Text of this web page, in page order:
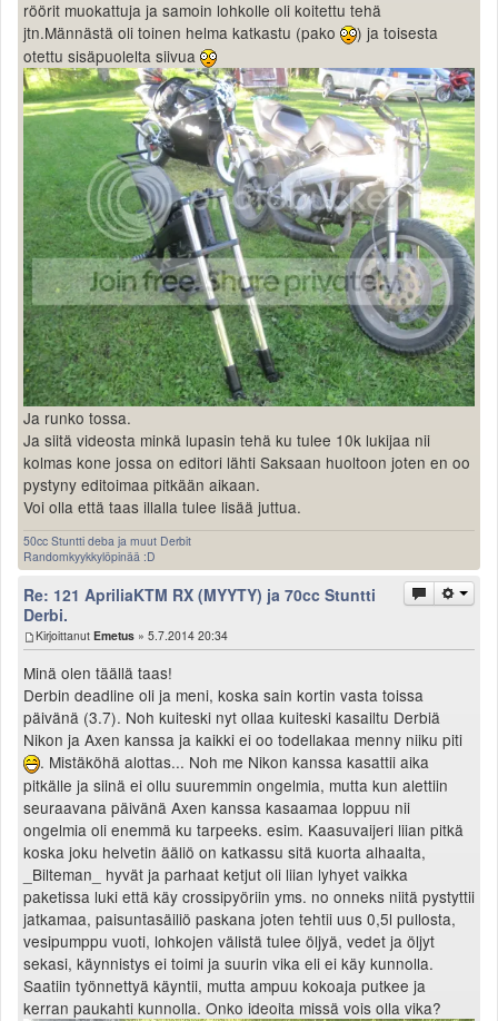
röörit muokattuja ja samoin lohkolle oli koitettu tehä
jtn.Männästä oli toinen helma katkastu (pako
) ja toisesta
otettu sisäpuolelta siivua
Ja runko tossa.
Ja siitä videosta minkä lupasin tehä ku tulee 10k lukijaa nii
kolmas kone jossa on editori lähti Saksaan huoltoon joten en oo
pystyny editoimaa pitkään aikaan.
Voi olla että taas illalla tulee lisää juttua.
50cc Stuntti deba ja muut Derbit
Randomkyykkylöpinää :D
Re: 121 ApriliaKTM RX (MYYTY) ja 70cc Stuntti
Derbi.
Kirjoittanut Emetus » 5.7.2014 20:34
Minä olen täällä taas!
Derbin deadline oli ja meni, koska sain kortin vasta toissa
päivänä (3.7). Noh kuiteski nyt ollaa kuiteski kasailtu Derbiä
Nikon ja Axen kanssa ja kaikki ei oo todellakaa menny niiku piti
. Mistäköhä alottas... Noh me Nikon kanssa kasattii aika
pitkälle ja siinä ei ollu suuremmin ongelmia, mutta kun alettiin
seuraavana päivänä Axen kanssa kasaamaa loppuu nii
ongelmia oli enemmä ku tarpeeks. esim. Kaasuvaijeri liian pitkä
koska joku helvetin ääliö on katkassu sitä kuorta alhaalta,
_Bilteman_ hyvät ja parhaat ketjut oli liian lyhyet vaikka
paketissa luki että käy crossipyöriin yms. no onneks niitä pystyttii
jatkamaa, paisuntasäiliö paskana joten tehtii uus 0,5l pullosta,
vesipumppu vuoti, lohkojen välistä tulee öljyä, vedet ja öljyt
sekasi, käynnistys ei toimi ja suurin vika eli ei käy kunnolla.
Saatiin työnnettyä käyntii, mutta ampuu kokoaja putkee ja
kerran paukahti kunnolla. Onko ideoita missä vois olla vika?